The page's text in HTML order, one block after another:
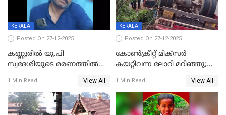
KERALA
Posted On 27-12-2025
കണ്ണൂരിൽ യു.പി
സ്വദേശിയുടെ മരണത്തിൽ
കേസ്; തർക്കമുണ്ടായത്
ഫേഷ്യലിന് 300 രൂപ
ആവശ്യപ്പെട്ടതിനെച്ചൊല്ലി
1 Min Read View All
KERALA
Posted On 27-12-2025
കോണ്‍ക്രീറ്റ് മിക്‌സര്‍
കയറ്റിവന്ന ലോറി മറിഞ്ഞു;
അപകടം കണ്ണൂരിൽ
1 Min Read View All